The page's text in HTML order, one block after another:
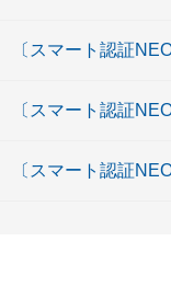
〔スマート認証
〔スマート認証
〔スマート認証